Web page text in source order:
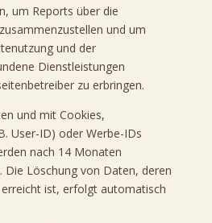
um Reports über die
und um
und der
Dienstleistungen
zu erbringen.
und mit Cookies,
User-ID) oder Werbe-IDs
nach 14 Monaten
Löschung von Daten, deren
ist, erfolgt automatisch